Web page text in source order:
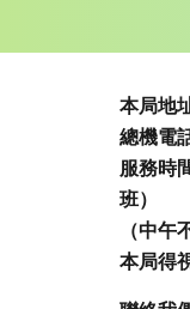
本局地
總機電
服務時
班）
（中午
本局得